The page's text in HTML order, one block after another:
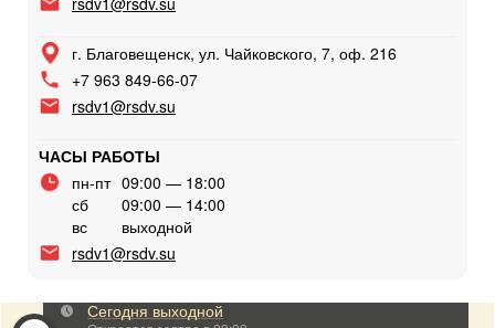
г. Благовещенск, ул. Чайковского, 7, оф. 216
+7 963 849-66-07
rsdv1@rsdv.su
ЧАСЫ РАБОТЫ
пн-пт 09:00 — 18:00
сб
09:00 — 14:00
вс
выходной
rsdv1@rsdv.su